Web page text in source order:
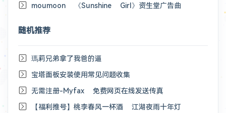
moumoon 《Sunshine Girl》资生堂广告曲
随机推荐
瑪莉兄弟拿了我爸的逼
宝塔面板安装使用常见问题收集
无需注册-Myfax 免费网页在线发送传真
【福利推号】桃李春风一杯酒 江湖夜雨十年灯